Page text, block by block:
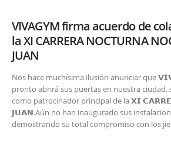
VIVAGYM firma acuerdo de
la XI CARRERA NOCTURNA
JUAN
Nos hace muchísima ilusión anunciar que
pronto abrirá sus puertas en nuestra ciudad,
como patrocinador principal de la 𝗫𝗜
𝗝𝗨𝗔𝗡.Aún no han inaugurado sus
demostrando su total compromiso con los